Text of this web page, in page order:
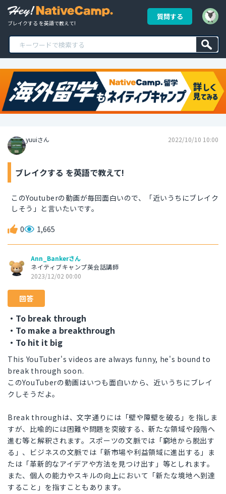
ブレイクする を英語で教えて!
質問する
yuuiさん 2022/10/10 10:00
ブレイクする を英語で教えて!
このYoutuberの動画が毎回面白いので、「近いうちにブレイク
しそう」と言いたいです。
0 1,665
Ann_Bankerさん
ネイティブキャンプ英会話講師
2023/12/02 00:00
回答
・To break through
・To make a breakthrough
・To hit it big
This YouTuber's videos are always funny, he's bound to
break through soon.
このYouTuberの動画はいつも面白いから、近いうちにブレイ
クしそうだよ。
Break throughは、文字通りには「壁や障壁を破る」を指しま
すが、比喩的には困難や問題を突破する、新たな領域や段階へ
進む等と解釈されます。スポーツの文脈では「窮地から脱出す
る」、ビジネスの文脈では「新市場や利益領域に進出する」ま
たは「革新的なアイデアや方法を見つけ出す」等としれます。
また、個人の能力やスキルの向上において「新たな境地へ到達
すること」を指すこともあります。